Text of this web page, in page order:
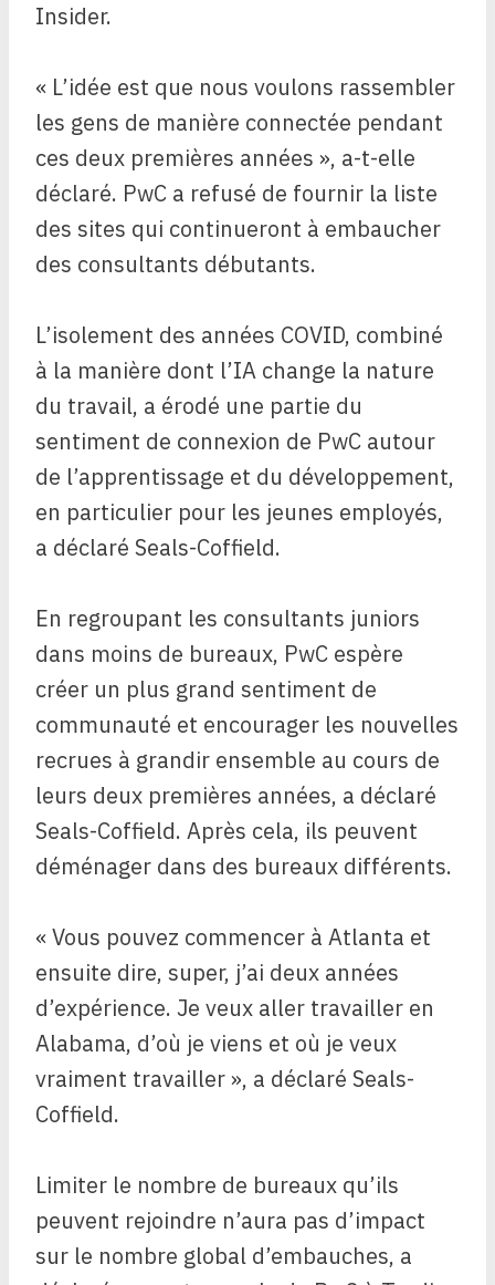
Insider.
« L’idée est que nous voulons rassembler
les gens de manière connectée pendant
ces deux premières années », a-t-elle
déclaré. PwC a refusé de fournir la liste
des sites qui continueront à embaucher
des consultants débutants.
L’isolement des années COVID, combiné
à la manière dont l’IA change la nature
du travail, a érodé une partie du
sentiment de connexion de PwC autour
de l’apprentissage et du développement,
en particulier pour les jeunes employés,
a déclaré Seals-Coffield.
En regroupant les consultants juniors
dans moins de bureaux, PwC espère
créer un plus grand sentiment de
communauté et encourager les nouvelles
recrues à grandir ensemble au cours de
leurs deux premières années, a déclaré
Seals-Coffield. Après cela, ils peuvent
déménager dans des bureaux différents.
« Vous pouvez commencer à Atlanta et
ensuite dire, super, j’ai deux années
d’expérience. Je veux aller travailler en
Alabama, d’où je viens et où je veux
vraiment travailler », a déclaré Seals-
Coffield.
Limiter le nombre de bureaux qu’ils
peuvent rejoindre n’aura pas d’impact
sur le nombre global d’embauches, a